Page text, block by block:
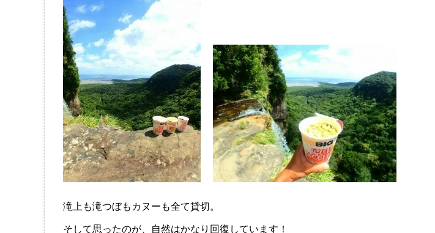
滝上も滝つぼもカヌーも全て貸切。
そして思ったのが、自然はかなり回復しています！